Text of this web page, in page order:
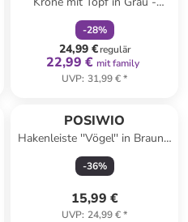
(H)32,5 x Ø 26 cm
-28%
24,99 €regulär
22,99 € mit family
UVP: 31,99 €*
POSIWIO
Hakenleiste ''Vögel'' in Braun -
(B)34 x (H)17 x (T)4 cm
-36%
15,99 €
UVP: 24,99 €*